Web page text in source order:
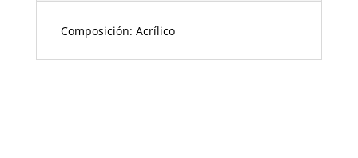
Composición: Acrílico